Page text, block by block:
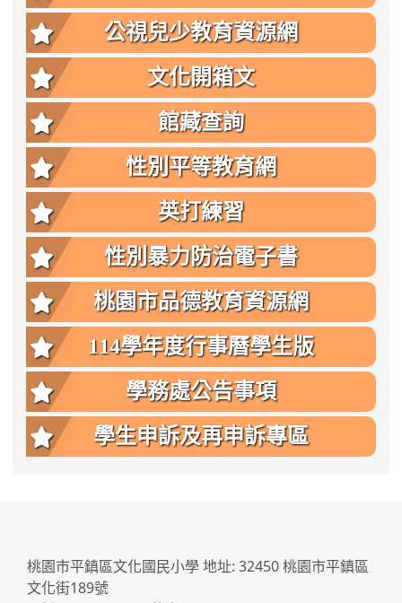
公視兒少教育資源網
文化開箱文
館藏查詢
性別平等教育網
英打練習
性別暴力防治電子書
桃園市品德教育資源網
114學年度行事曆學生版
學務處公告事項
學生申訴及再申訴專區
桃園市平鎮區文化國民小學 地址: 32450 桃園市平鎮區
文化街189號